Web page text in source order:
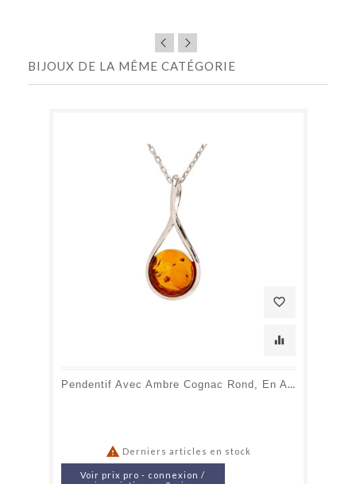
BIJOUX DE LA MÊME CATÉGORIE
favorite_border
equalizer
Pendentif Avec Ambre Cognac Rond, En Argent Rhodié 925, Hauteur 2 Cm
 Derniers articles en stock
Voir prix pro - connexion /